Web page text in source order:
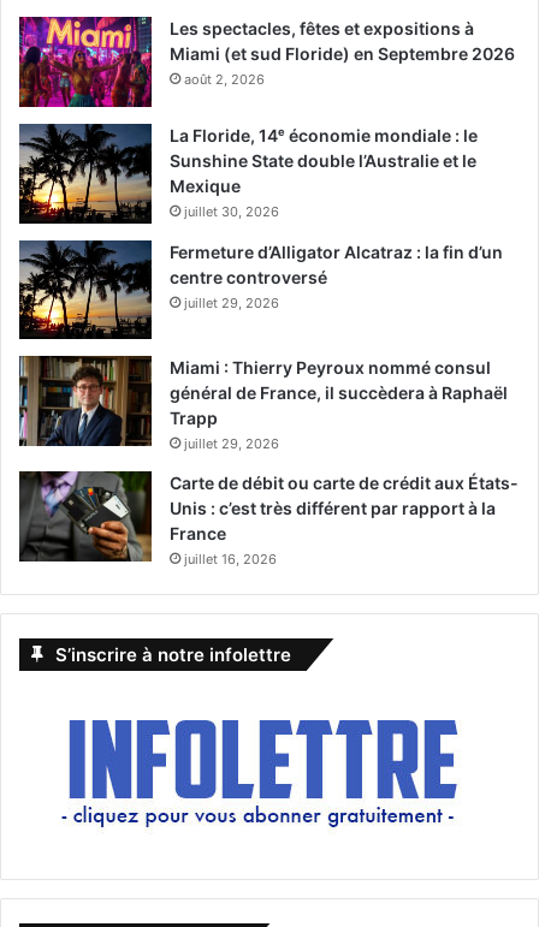
Les spectacles, fêtes et expositions à
Miami (et sud Floride) en Septembre 2026
août 2, 2026
La Floride, 14ᵉ économie mondiale : le
Sunshine State double l’Australie et le
Mexique
juillet 30, 2026
Fermeture d’Alligator Alcatraz : la fin d’un
centre controversé
juillet 29, 2026
Miami : Thierry Peyroux nommé consul
général de France, il succèdera à Raphaël
Trapp
juillet 29, 2026
Carte de débit ou carte de crédit aux États-
Unis : c’est très différent par rapport à la
France
juillet 16, 2026
S’inscrire à notre infolettre